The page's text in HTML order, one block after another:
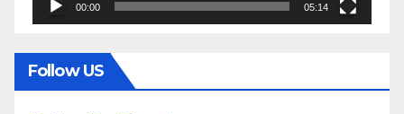
00:00 05:14
Follow US